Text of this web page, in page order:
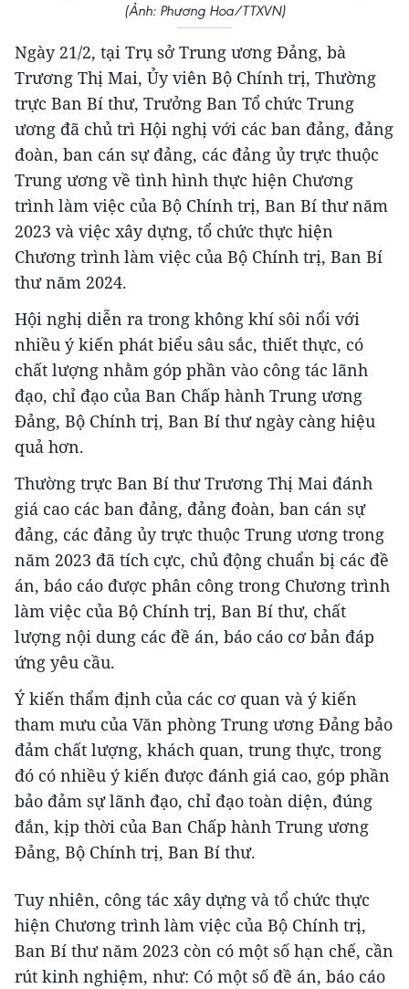
(Ảnh: Phương Hoa/TTXVN)
Ngày 21/2, tại Trụ sở Trung ương Đảng, bà
Trương Thị Mai, Ủy viên Bộ Chính trị, Thường
trực Ban Bí thư, Trưởng Ban Tổ chức Trung
ương đã chủ trì Hội nghị với các ban đảng, đảng
đoàn, ban cán sự đảng, các đảng ủy trực thuộc
Trung ương về tình hình thực hiện Chương
trình làm việc của Bộ Chính trị, Ban Bí thư năm
2023 và việc xây dựng, tổ chức thực hiện
Chương trình làm việc của Bộ Chính trị, Ban Bí
thư năm 2024.
Hội nghị diễn ra trong không khí sôi nổi với
nhiều ý kiến phát biểu sâu sắc, thiết thực, có
chất lượng nhằm góp phần vào công tác lãnh
đạo, chỉ đạo của Ban Chấp hành Trung ương
Đảng, Bộ Chính trị, Ban Bí thư ngày càng hiệu
quả hơn.
Thường trực Ban Bí thư Trương Thị Mai đánh
giá cao các ban đảng, đảng đoàn, ban cán sự
đảng, các đảng ủy trực thuộc Trung ương trong
năm 2023 đã tích cực, chủ động chuẩn bị các đề
án, báo cáo được phân công trong Chương trình
làm việc của Bộ Chính trị, Ban Bí thư, chất
lượng nội dung các đề án, báo cáo cơ bản đáp
ứng yêu cầu.
Ý kiến thẩm định của các cơ quan và ý kiến
tham mưu của Văn phòng Trung ương Đảng bảo
đảm chất lượng, khách quan, trung thực, trong
đó có nhiều ý kiến được đánh giá cao, góp phần
bảo đảm sự lãnh đạo, chỉ đạo toàn diện, đúng
đắn, kịp thời của Ban Chấp hành Trung ương
Đảng, Bộ Chính trị, Ban Bí thư.
Tuy nhiên, công tác xây dựng và tổ chức thực
hiện Chương trình làm việc của Bộ Chính trị,
Ban Bí thư năm 2023 còn có một số hạn chế, cần
rút kinh nghiệm, như: Có một số đề án, báo cáo